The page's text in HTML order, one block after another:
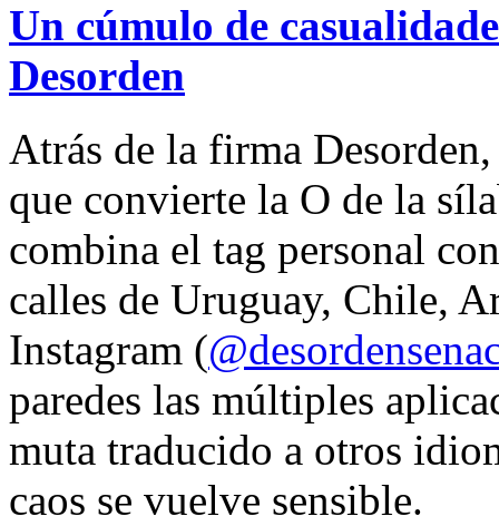
Un cúmulo de
Desorden
Atrás de la firma
que convierte la O de la
combina el tag personal
calles de Uruguay, Chile,
Instagram (
paredes las múltiples
muta traducido a otros
caos se vuelve sensible.